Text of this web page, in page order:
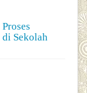
Sekolah